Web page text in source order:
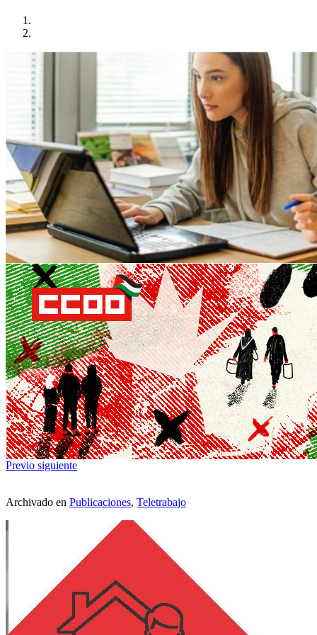
Previo siguiente
Archivado en Publicaciones, Teletrabajo